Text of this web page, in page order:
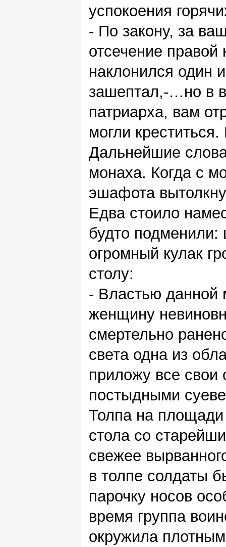
успокоения
- По закону, за
отсечение правой
наклонился один
зашептал,-…но в
патриарха, вам
могли
Дальнейшие
монаха. Когда с
эшафота
Едва стоило
будто
огромный кулак
столу:
- Властью данной
женщину
смертельно
света одна из
приложу все свои
постыдными
Толпа на площади
стола со
свежее
в толпе солдаты
парочку носов
время группа
окружила